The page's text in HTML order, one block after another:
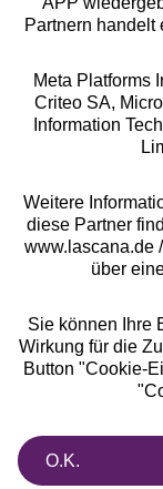
Alle Preise inkl. MwSt.,
** Bonität
Partnern handelt
Meta Platforms
Criteo SA,
Information
Weitere
diese Partner
www.lascana.de
über
Sie können Ihre
Wirkung für die
Button "Cookie-
O.K.